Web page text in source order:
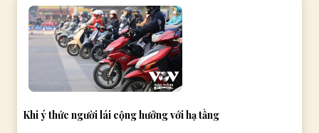
Khi ý thức người lái cộng hưởng với hạ tầng